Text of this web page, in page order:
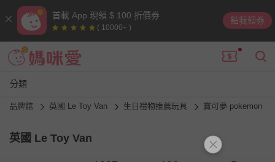
首載 App 現領 $ 100 折價券
( 10000+ )
點我領券
分類
品牌館 英國 Le Toy Van 生日禮物推薦玩具 寶可夢 pokemon
英國 Le Toy Van